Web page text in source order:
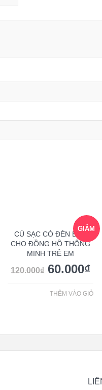
GIẢM
CỦ SẠC CÓ ĐÈN BÁO
CHO ĐỒNG HỒ THÔNG
MINH TRẺ EM
120.000₫ 60.000₫
THÊM VÀO GIỎ